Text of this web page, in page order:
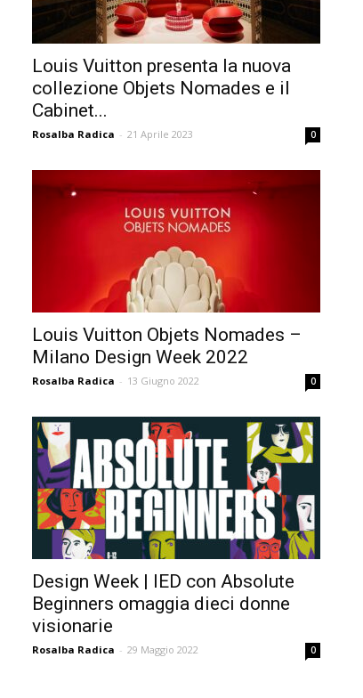
Louis Vuitton presenta la nuova
collezione Objets Nomades e il
Cabinet...
Rosalba Radica - 21 Aprile 2023 0
Louis Vuitton Objets Nomades –
Milano Design Week 2022
Rosalba Radica - 13 Giugno 2022 0
Design Week | IED con Absolute
Beginners omaggia dieci donne
visionarie
Rosalba Radica - 29 Maggio 2022 0